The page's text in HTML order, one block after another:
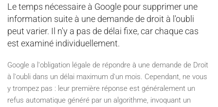
Le temps nécessaire à Google pour supprimer une
information suite à une demande de droit à l'oubli
peut varier. Il n'y a pas de délai fixe, car chaque cas
est examiné individuellement.
Google a l'obligation légale de répondre à une demande de Droit
à l'oubli dans un délai maximum d'un mois. Cependant, ne vous
y trompez pas : leur première réponse est généralement un
refus automatique généré par un algorithme, invoquant un